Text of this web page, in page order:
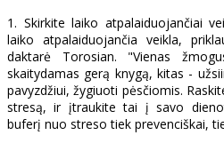
1. Skirkite laiko atpalaiduojančiai
laiko atpalaiduojančia veikla,
daktarė Torosian. "Vienas
skaitydamas gerą knygą, kitas -
pavyzdžiui, žygiuoti pėsčiomis.
stresą, ir įtraukite tai į savo
buferį nuo streso tiek prevenciškai,